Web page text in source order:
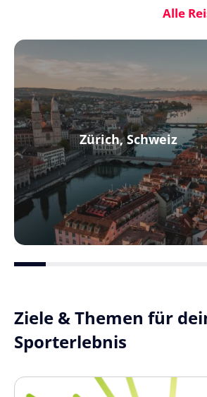
Alle
Zürich, Schweiz
Ziele & Themen für
Sporterlebnis